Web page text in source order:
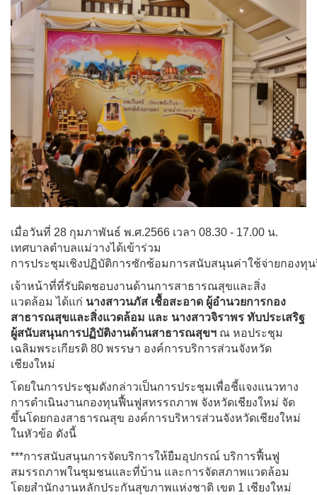
เมื่อวันที่ 28 กุมภาพันธ์ พ.ศ.2566 เวลา 08.30 - 17.00 น.
เทศบาลตำบลแม่วางได้เข้าร่วม
การประชุมเชิงปฏิบัติการซักซ้อมการสนับสนุนค่าใช้จ่ายกองทุ
เจ้าหน้าที่ที่รับผิดชอบงานด้านการสาธารณสุขและสิ่ง
แวดล้อม ได้แก่ นางสาวนภัส เชื้อสะอาด ผู้อำนวยการกอง
สาธารณสุขและสิ่งแวดล้อม และ นางสาวจิราพร ทับประเสริฐ
ผู้สนับสนุนการปฏิบัติงานด้านสาธารณสุขฯ ณ หอประชุม
เฉลิมพระเกียรติ 80 พรรษา องค์การบริการส่วนจังหวัด
เชียงใหม่
โดยในการประชุมดังกล่าวเป็นการประชุมเพื่อชี้แจงแนวทาง
การดำเนินงานกองทุนฟื้นฟูสทรรถภาพ จังหวัดเชียงใหม่ จัด
ขึ้นโดยกองสาธารณสุข องค์การบริหารส่วนจังหวัดเชียงใหม่
ในหัวข้อ ดังนี้
***การสนับสนุนการจัดบริการให้ยืมอุปกรณ์ บริการฟื้นฟู
สมรรถภาพในชุมชนและที่บ้าน และการจัดสภาพแวดล้อม
โดยสำนักงานหลักประกันสุขภาพแห่งชาติ เขต 1 เชียงใหม่